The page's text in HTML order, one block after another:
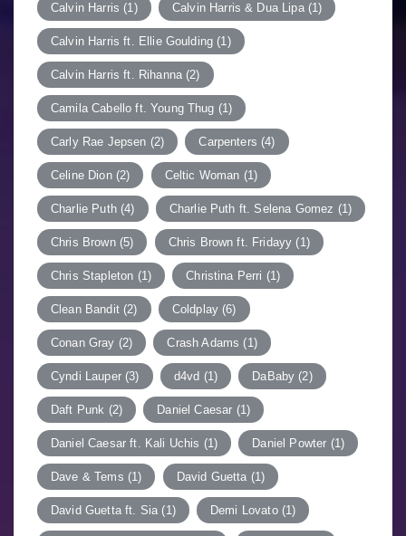
Calvin Harris (1) Calvin Harris & Dua Lipa(1)
Calvin Harris ft. Ellie Goulding (1)
Calvin Harris ft. Rihanna (2)
Camila Cabello ft. Young Thug (1)
Carly Rae Jepsen (2) Carpenters (4)
Celine Dion(2) Celtic Woman (1)
Charlie Puth(4) Charlie Puth ft. Selena Gomez (1)
Chris Brown(5) Chris Brown ft. Fridayy (1)
Chris Stapleton (1) Christina Perri (1)
Clean Bandit(2) Coldplay (6)
Conan Gray (2) Crash Adams (1)
Cyndi Lauper(3) d4vd (1) DaBaby (2)
Daft Punk (2) Daniel Caesar (1)
Daniel Caesar ft. Kali Uchis (1) Daniel Powter (1)
Dave & Tems (1) David Guetta (1)
David Guetta ft. Sia (1) Demi Lovato(1)